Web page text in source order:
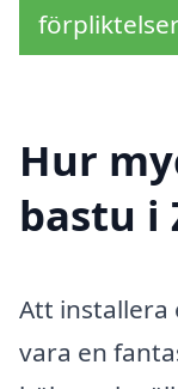
Hur
bastu i
Att installera
vara en